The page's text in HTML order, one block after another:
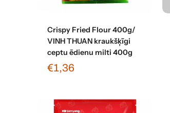
Crispy Fried Flour 400g/
VINH THUAN kraukšķīgi
ceptu ēdienu milti 400g
€1,36